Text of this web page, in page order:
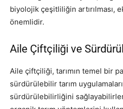
biyolojik çeşitliliğin artırılması,
önemlidir.
Aile Çiftçiliği ve
Aile çiftçiliği, tarımın temel bir
sürdürülebilir tarım
sürdürülebilirliğini